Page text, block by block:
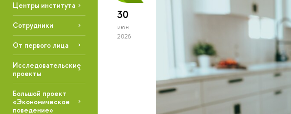
Центры института
Сотрудники
От первого лица
Исследовательские
проекты
Большой проект
«Экономическое
поведение»
30
июн
2026